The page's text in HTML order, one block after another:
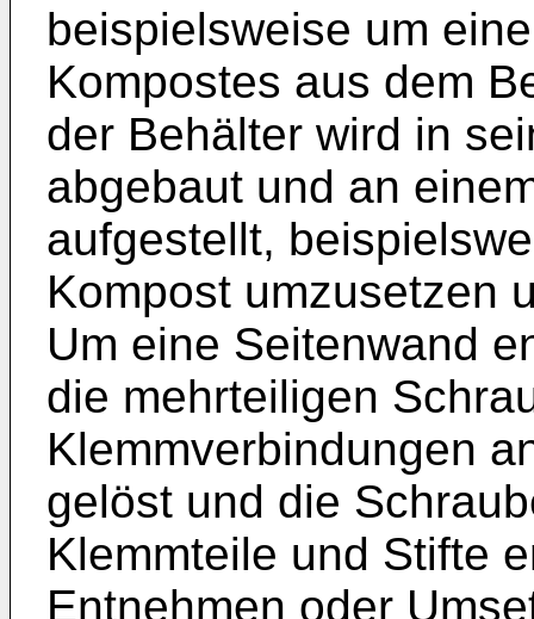
beispielsweise um
Kompostes aus dem
der Behälter wird in
abgebaut und an
aufgestellt,
Kompost umzusetzen
Um eine Seitenwand
die mehrteiligen
Klemmverbindungen
gelöst und die
Klemmteile und Stifte
Entnehmen oder